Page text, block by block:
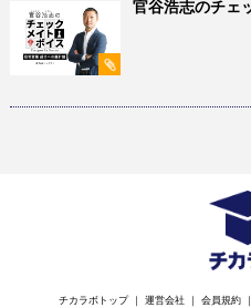
官谷浩志のチェ
チカラボトップ ｜ 運営会社 ｜ 会員規約 ｜